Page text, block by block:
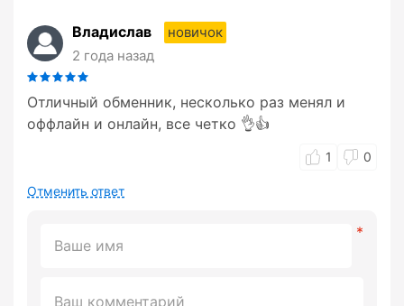
Владислав
новичок
2 года назад
Отличный обменник, несколько раз менял и
оффлайн и онлайн, все четко 👌👍
Отменить ответ
1 0